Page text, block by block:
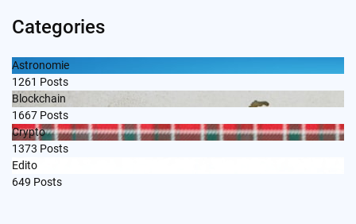
Categories
Astronomie
1261 Posts
Blockchain
1667 Posts
Crypto
1373 Posts
Edito
649 Posts